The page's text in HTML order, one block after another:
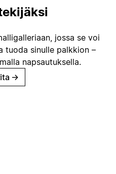
jossa se voi
tuoda sinulle palkkion –
napsautuksella.
→